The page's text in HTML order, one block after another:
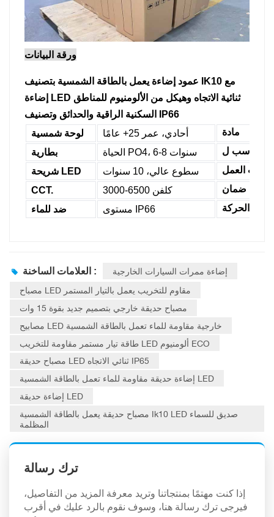
ورقة البيانات
عمود إضاءة يعمل بالطاقة الشمسية بتصنيف IK10 مع
إضاءة LED ثنائية الاتجاه وهيكل من الألومنيوم للمناطق
السكنية الراقية والحدائق وتصنيف IP66
لوحة شمسية
أحادي، عمر 25+ عامًا
مادة
بطارية
الحياة PO4، 6-8 سنوات
مناسب ل
شريحة LED
سطوع عالي، 10 سنوات
وقت العمل
CCT.
3000-6500 كلفن
ضمان
ضد للماء
مستوى IP66 الحركة
العلامات الساخنة :
إضاءة ممرات السيارات الخارجية
مصباح LED مقاوم للتخريب يعمل بالتيار المستمر
مصباح حديقة خارجي بتصميم جديد بقوة 15 وات
مصابيح LED خارجية مقاومة للماء تعمل بالطاقة الشمسية
طاقة تيار مستمر مقاومة للتخريب LED ألومنيوم ECO
مصباح حديقة LED ثنائي الاتجاه IP65
إضاءة حديقة مقاومة للماء تعمل بالطاقة الشمسية LED
إضاءة حديقة LED
مصباح حديقة يعمل بالطاقة الشمسية Ik10 LED صديق للسماء
المظلمة
ترك رسالة
إذا كنت مهتمًا بمنتجاتنا وتريد معرفة المزيد من التفاصيل،
فيرجى ترك رسالة هنا، وسوف نقوم بالرد عليك في أقرب